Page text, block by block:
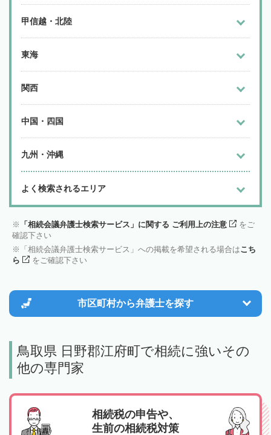
甲信越・北陸
東海
関西
中国・四国
九州・沖縄
よく検索されるエリア
「相続会議弁護士検索サービス」に関する ご利用上の注意
をご
確認下さい
「相続会議弁護士検索サービス」への掲載を希望される場合はこち
ら
をご確認下さい
市区町村から弁護士を探す
鳥取県 日野郡江府町で相続に強いその
他の専門家
相続税の申告や、
生前の相続税対策